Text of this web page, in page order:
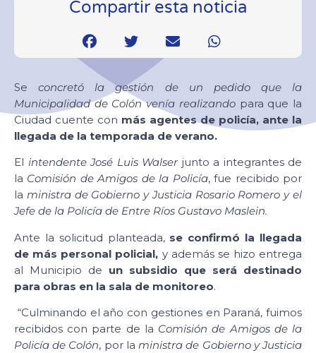
Compartir esta noticia
Seconcretó la gestión de un pedido que la
Municipalidad de Colón venía realizandopara que la
Ciudad cuente con más agentes de policía, ante la
llegada de la temporada de verano.
El intendente José Luis Walserjunto a integrantes de
la Comisión de Amigos de la Policía, fue recibido por
la ministra de Gobierno y Justicia Rosario Romero y el
Jefe de la Policía de Entre Ríos Gustavo Maslein.
Ante la solicitud planteada, se confirmó la llegada
de más personal policial, y además se hizo entrega
al Municipio de un subsidio que será destinado
para obras en la sala de monitoreo.
“Culminando el año con gestiones en Paraná, fuimos
recibidos con parte de la Comisión de Amigos de la
Policía de Colón, por laministra de Gobierno y Justicia